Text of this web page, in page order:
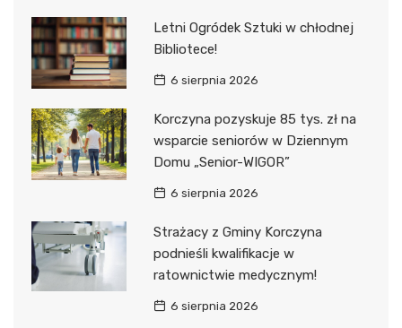
Letni Ogródek Sztuki w chłodnej
Bibliotece!
6 sierpnia 2026
Korczyna pozyskuje 85 tys. zł na
wsparcie seniorów w Dziennym
Domu „Senior-WIGOR”
6 sierpnia 2026
Strażacy z Gminy Korczyna
podnieśli kwalifikacje w
ratownictwie medycznym!
6 sierpnia 2026